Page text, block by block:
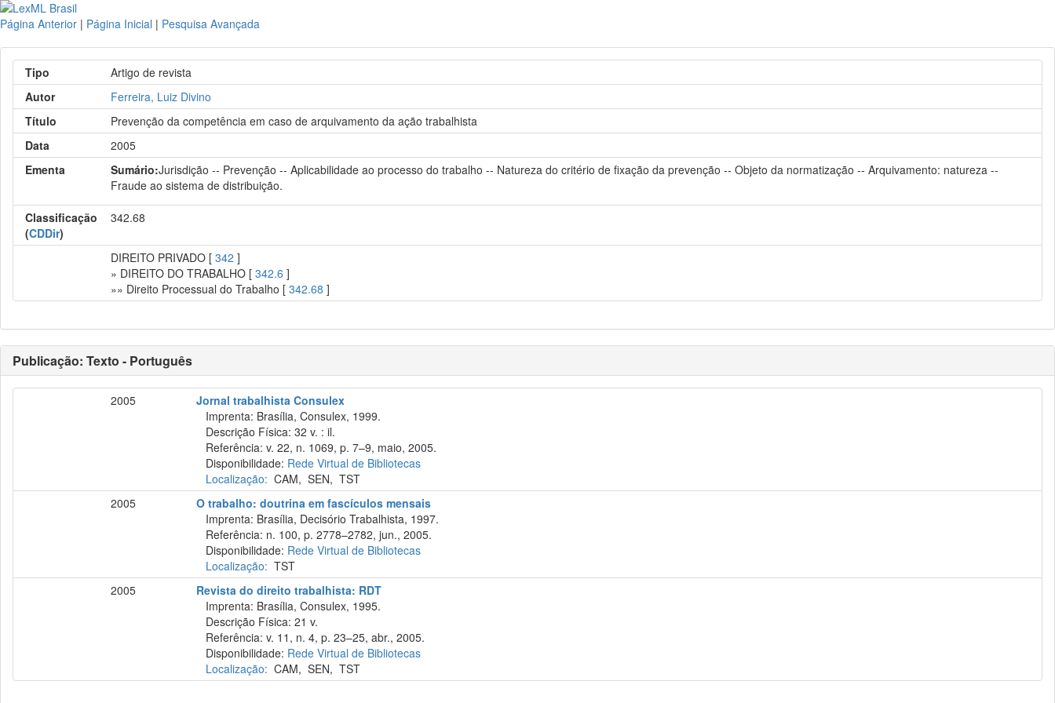
Página Anterior | Página Inicial | Pesquisa Avançada
Tipo
Artigo de revista
Autor
Ferreira, Luiz Divino
Título
Prevenção da competência em caso de arquivamento da ação trabalhista
Data
2005
Ementa
Sumário:Jurisdição -- Prevenção -- Aplicabilidade ao processo do trabalho -- Natureza do critério de fixação da prevenção -- Objeto da normatização -- Arquivamento: natureza --
Fraude ao sistema de distribuição.
Classificação
(CDDir)
342.68
DIREITO PRIVADO [342 ]
» DIREITO DO TRABALHO [342.6 ]
»» Direito Processual do Trabalho [342.68 ]
Publicação: Texto - Português
2005
Jornal trabalhista Consulex
Imprenta: Brasília, Consulex, 1999.
Descrição Física: 32 v. : il.
Referência: v. 22, n. 1069, p. 7–9, maio, 2005.
Disponibilidade: Rede Virtual de Bibliotecas
Localização: CAM,SEN,TST
2005
O trabalho: doutrina em fascículos mensais
Imprenta: Brasília, Decisório Trabalhista, 1997.
Referência: n. 100, p. 2778–2782, jun., 2005.
Disponibilidade: Rede Virtual de Bibliotecas
Localização: TST
2005
Revista do direito trabalhista: RDT
Imprenta: Brasília, Consulex, 1995.
Descrição Física: 21 v.
Referência: v. 11, n. 4, p. 23–25, abr., 2005.
Disponibilidade: Rede Virtual de Bibliotecas
Localização: CAM,SEN,TST